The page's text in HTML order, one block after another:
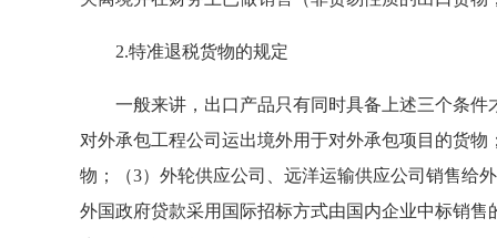
2.特准退税货物的规定
一般来讲，出口产品只有同时具备上述三个条件
对外承包工程公司运出境外用于对外承包项目的货
物；（3）外轮供应公司、远洋运输供应公司销售给
外国政府贷款采用国际招标方式由国内企业中标销